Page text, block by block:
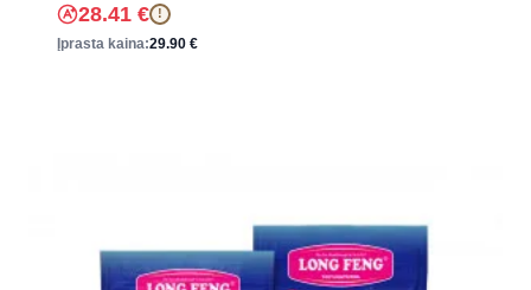
28.41 € !
Įprasta kaina:29.90 €